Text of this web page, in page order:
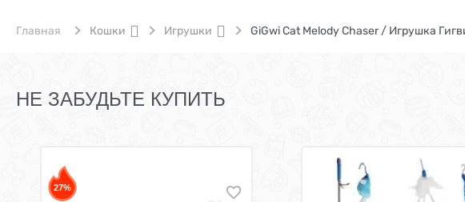
Главная Кошки Игрушки
НЕ ЗАБУДЬТЕ КУПИТЬ
27%